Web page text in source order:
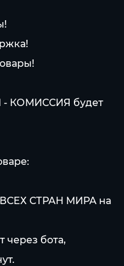
- КОМИССИЯ будет
СТРАН МИРА на
через бота,